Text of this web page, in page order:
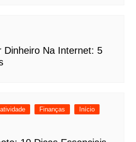
Dinheiro Na Internet: 5
Finanças
Início